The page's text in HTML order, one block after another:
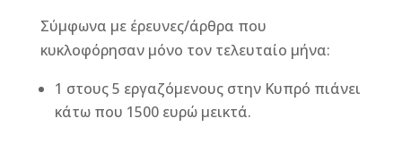
Σύμφωνα με έρευνες/άρθρα που
κυκλοφόρησαν μόνο τον τελευταίο μήνα:
1 στους 5 εργαζόμενους στην Κυπρό πιάνει
κάτω που 1500 ευρώ μεικτά.